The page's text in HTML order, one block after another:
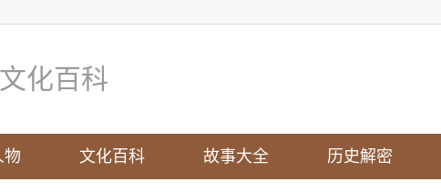
文化百科
物 文化百科 故事大全 历史解密